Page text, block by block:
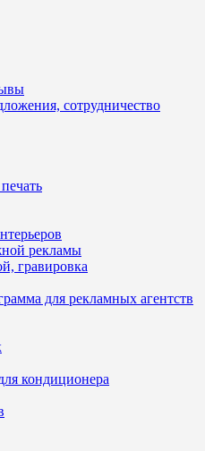
сотрудничество
рекламы
гравировка
для рекламных агентств
кондиционера